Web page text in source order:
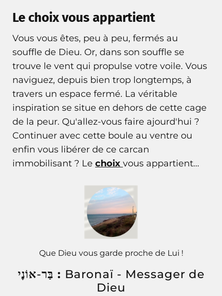
Le choix vous appartient
Vous vous êtes, peu à peu, fermés au
souffle de Dieu. Or, dans son souffle se
trouve le vent qui propulse votre voile. Vous
naviguez, depuis bien trop longtemps, à
travers un espace fermé. La véritable
inspiration se situe en dehors de cette cage
de la peur. Qu'allez-vous faire ajourd'hui ?
Continuer avec cette boule au ventre ou
enfin vous libérer de ce carcan
immobilisant ? Le choix vous appartient...
Que Dieu vous garde proche de Lui !
בַּר- אוֹנׇי : Baronaï - Messager de
Dieu